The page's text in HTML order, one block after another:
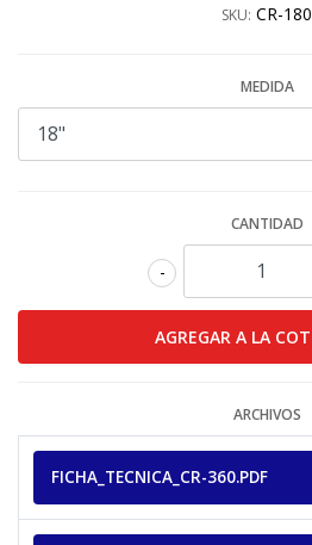
SKU: CR-180
MEDIDA
CANTIDAD
-
ARCHIVOS
FICHA_TECNICA_CR-360.PDF